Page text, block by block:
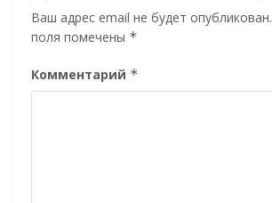
Ваш адрес email не будет опубликован.
поля помечены *
Комментарий *